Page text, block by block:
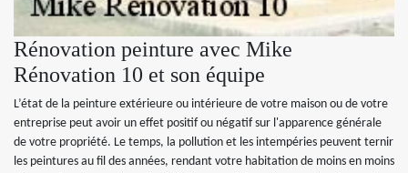
Rénovation peinture avec Mike
Rénovation 10 et son équipe
L’état de la peinture extérieure ou intérieure de votre maison ou de votre
entreprise peut avoir un effet positif ou négatif sur l'apparence générale
de votre propriété. Le temps, la pollution et les intempéries peuvent ternir
les peintures au fil des années, rendant votre habitation de moins en moins